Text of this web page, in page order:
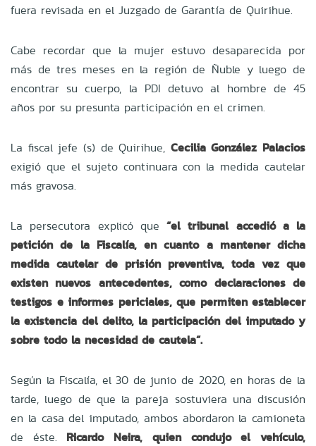
fuera revisada en el Juzgado de Garantía de Quirihue.
Cabe recordar que la mujer estuvo desaparecida por
más de tres meses en la región de Ñuble y luego de
encontrar su cuerpo, la PDI detuvo al hombre de 45
años por su presunta participación en el crimen.
La fiscal jefe (s) de Quirihue, Cecilia González Palacios
exigió que el sujeto continuara con la medida cautelar
más gravosa.
La persecutora explicó que “el tribunal accedió a la
petición de la Fiscalía, en cuanto a mantener dicha
medida cautelar de prisión preventiva, toda vez que
existen nuevos antecedentes, como declaraciones de
testigos e informes periciales, que permiten establecer
la existencia del delito, la participación del imputado y
sobre todo la necesidad de cautela”.
Según la Fiscalía, el 30 de junio de 2020, en horas de la
tarde, luego de que la pareja sostuviera una discusión
en la casa del imputado, ambos abordaron la camioneta
de éste. Ricardo Neira, quien condujo el vehículo,